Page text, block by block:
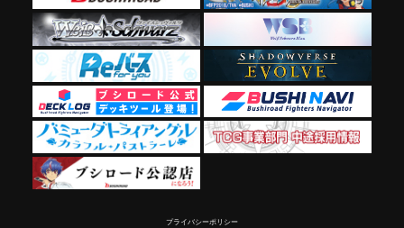
プライバシーポリシー